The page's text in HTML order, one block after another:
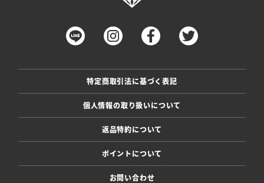
特定商取引法に基づく表記
個人情報の取り扱いについて
返品特約について
ポイントについて
お問い合わせ